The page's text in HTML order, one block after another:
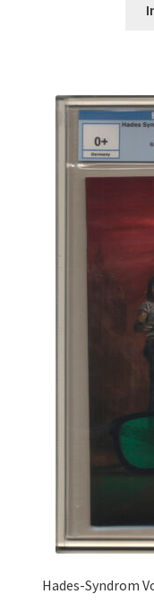
Hades-Syndrom